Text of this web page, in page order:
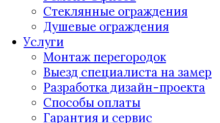
Стеклянные ограждения
Душевые ограждения
Услуги
Монтаж перегородок
Выезд специалиста на замер
Разработка дизайн-проекта
Способы оплаты
Гарантия и сервис